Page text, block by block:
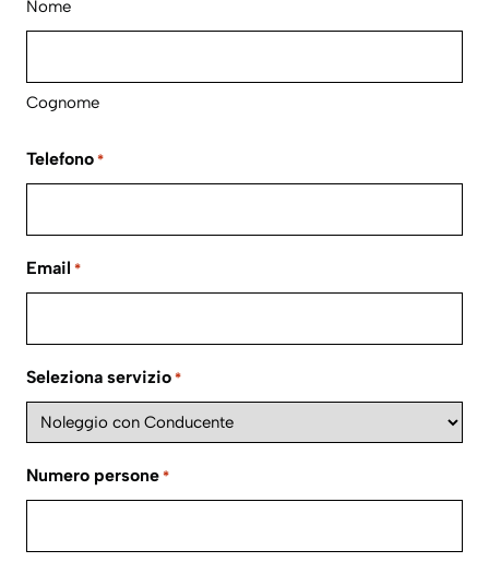
Nome
Cognome
Telefono *
Email *
Seleziona servizio *
Numero persone *